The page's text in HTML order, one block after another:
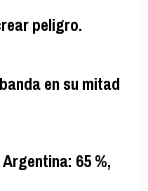
peligro.
en su mitad
65 %,